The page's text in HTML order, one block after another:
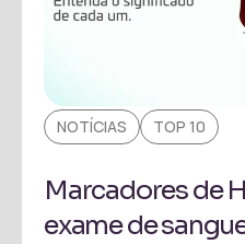
NOTÍCIAS TOP 10
Marcadores de
exame de